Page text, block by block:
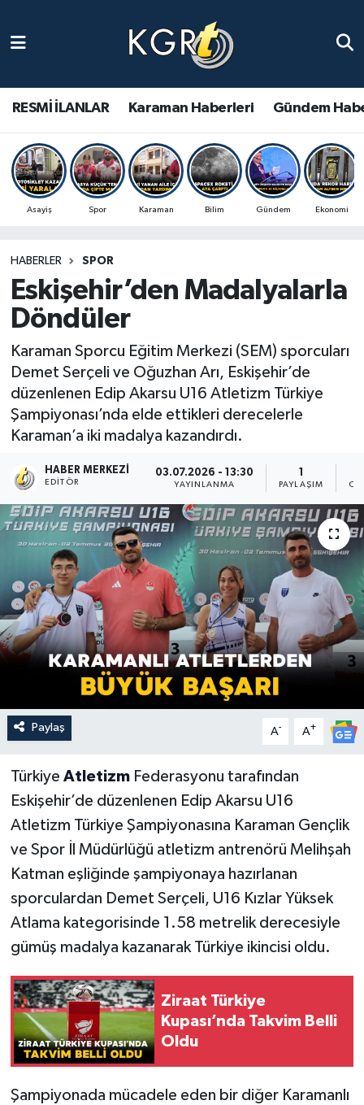
RESMİ İLANLAR Karaman Haberleri Gündem
Asayiş Spor Karaman Bilim Gündem Ekonomi
HABERLER SPOR
Eskişehir’den Madalyalarla
Döndüler
Karaman Sporcu Eğitim Merkezi (SEM) sporcuları
Demet Serçeli ve Oğuzhan Arı, Eskişehir’de
düzenlenen Edip Akarsu U16 Atletizm Türkiye
Şampiyonası’nda elde ettikleri derecelerle
Karaman’a iki madalya kazandırdı.
HABER MERKEZI
EDITÖR
03.07.2026 - 13:30
YAYINLANMA
1
PAYLAŞIM
Paylaş A- A+
Türkiye AtletizmFederasyonu tarafından
Eskişehir’de düzenlenen Edip Akarsu U16
Atletizm Türkiye Şampiyonasına Karaman Gençlik
ve Spor İl Müdürlüğü atletizm antrenörü Melihşah
Katman eşliğinde şampiyonaya hazırlanan
sporculardan Demet Serçeli, U16 Kızlar Yüksek
Atlama kategorisinde 1.58 metrelik derecesiyle
gümüş madalya kazanarak Türkiye ikincisi oldu.
Ziraat Türkiye
Kupası’nda Takvim Belli
Oldu
Şampiyonada mücadele eden bir diğer Karamanlı
Gündem Haberleri
Güncel Haberler
Spor Haberleri
Ulusal Haberler
Vefat Edenler